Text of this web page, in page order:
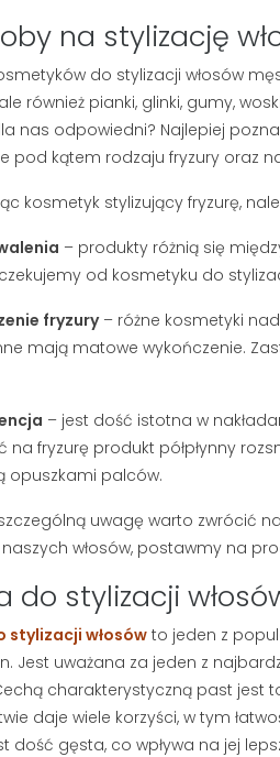
BRODY I
BRODY –
2026
się, czy lepiej
do brody, czy
DETOKS
263
Myślisz, że
męskiej
się z szarą
na stylizację
do stylizacji włosów
również pianki, glinki, gumy,
nas odpowiedni? Najlepiej
pod kątem rodzaju fryzury oraz
kosmetyk stylizujący fryzurę,
– produkty różnią się
od kosmetyku do
fryzury– różne kosmetyki
mają matowe wykończenie.
– jest dość istotna w
na fryzurę produkt półpłynny
opuszkami palców.
uwagę warto zwrócić
włosów, postawmy na
do stylizacji
stylizacji włosówto jeden z
Jest uważana za jeden z
charakterystyczną past jest
daje wiele korzyści, w tym
dość gęsta, co wpływa na jej